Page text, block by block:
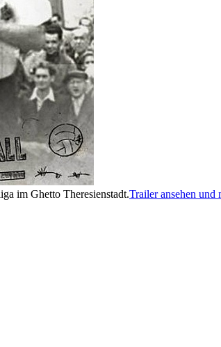
im Ghetto Theresienstadt.Trailer ansehen und